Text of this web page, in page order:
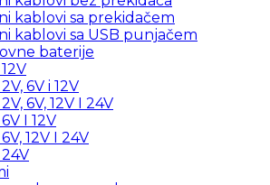
kablovi sa prekidačem
kablovi sa USB punjačem
baterije
6V i 12V
6V, 12V I 24V
I 12V
12V I 24V